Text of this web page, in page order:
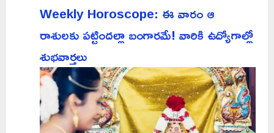
Weekly Horoscope: ఈ వారం ఆ
రాశులకు పట్టిందల్లా బంగారమే! వారికి ఉద్యోగాల్లో
శుభవార్తలు